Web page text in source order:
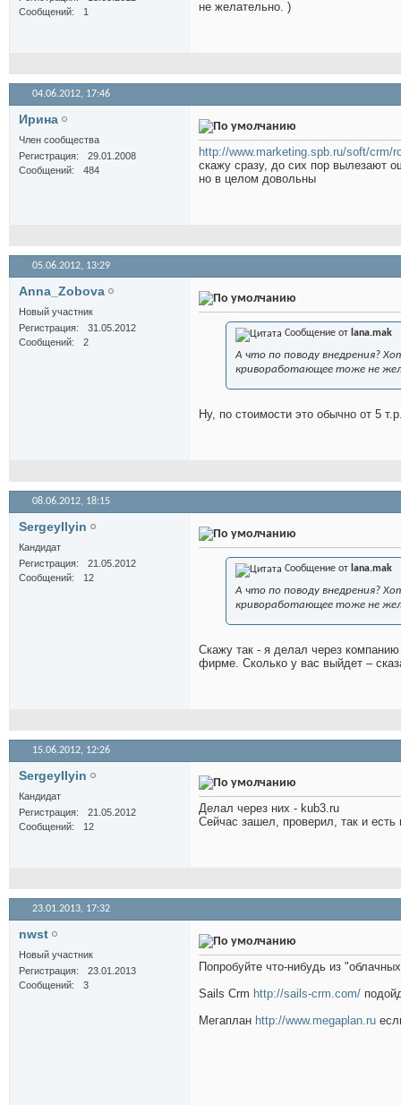
Сообщений
1
не желательно. )
04.06.2012, 17:46
Иринa
Член сообщества
Регистрация
29.01.2008
Сообщений
484
http://www.marketing.spb.ru/soft/crm/
скажу сразу, до сих пор вылезают
но в целом довольны
05.06.2012, 13:29
Anna_Zobova
Новый участник
Регистрация
31.05.2012
Сообщений
2
Сообщение от lana.mak
А что по поводу внедрения?
кривоработающее тоже не
Ну, по стоимости это обычно от 5
08.06.2012, 18:15
SergeyIlyin
Кандидат
Регистрация
21.05.2012
Сообщений
12
Сообщение от lana.mak
А что по поводу внедрения?
кривоработающее тоже не
Скажу так - я делал через
фирме. Сколько у вас выйдет –
15.06.2012, 12:26
SergeyIlyin
Кандидат
Регистрация
21.05.2012
Сообщений
12
Делал через них - kub3.ru
Сейчас зашел, проверил, так и есть
23.01.2013, 17:32
nwst
Новый участник
Регистрация
23.01.2013
Сообщений
3
Попробуйте что-нибудь из
Sails Crm http://sails-crm.com/
Мегаплан http://www.megaplan.ru